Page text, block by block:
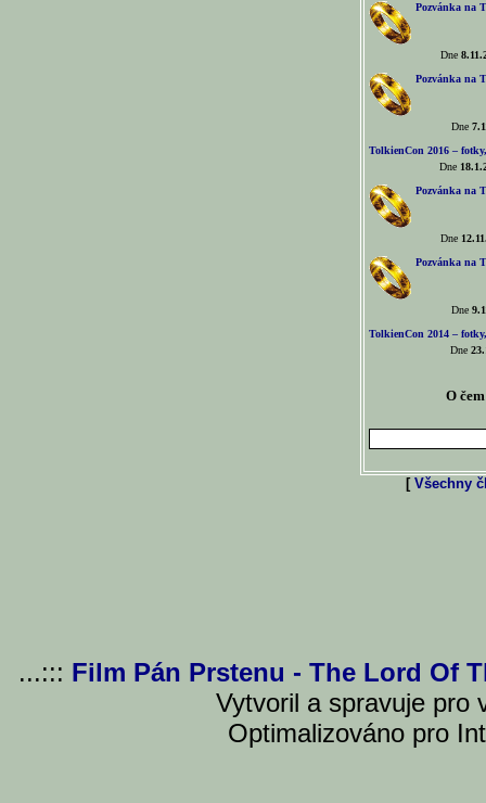
Pozvánka na
Dne
Pozvánka na
Dne
TolkienCon 2016 –
Dne
Pozvánka na
Dne
Pozvánka na
Dne
TolkienCon 2014 –
Dne
O
[ Všechny
...::: Film Pán Prstenu - The Lord Of
Vytvoril a spravuje pro
Optimalizováno pro